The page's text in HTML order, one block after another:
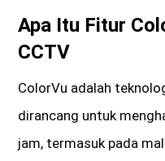
Apa Itu Fitur
CCTV
ColorVu adalah
dirancang untuk
jam, termasuk pada